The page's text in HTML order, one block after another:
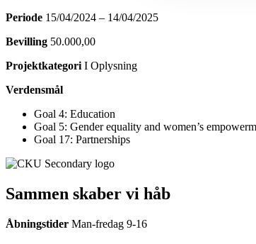
Periode 15/04/2024 – 14/04/2025
Bevilling 50.000,00
Projektkategori I Oplysning
Verdensmål
Goal 4: Education
Goal 5: Gender equality and women’s
Goal 17: Partnerships
Sammen skaber vi håb
Åbningstider Man-fredag 9-16